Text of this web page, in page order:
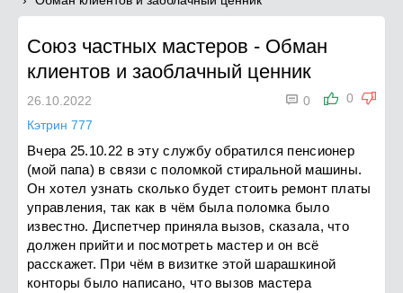
Союз частных мастеров - Обман
клиентов и заоблачный ценник
0
 0
26.10.2022
Кэтрин 777
Вчера 25.10.22 в эту службу обратился пенсионер
(мой папа) в связи с поломкой стиральной машины.
Он хотел узнать сколько будет стоить ремонт платы
управления, так как в чëм была поломка было
известно. Диспетчер приняла вызов, сказала, что
должен прийти и посмотреть мастер​ и он всë
расскажет. При чëм в визитке этой шарашкиной
конторы было написано, что вызов мастера